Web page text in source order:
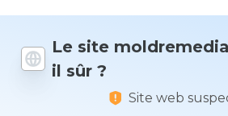
Le site
il sûr ?
Site web
donneriez-